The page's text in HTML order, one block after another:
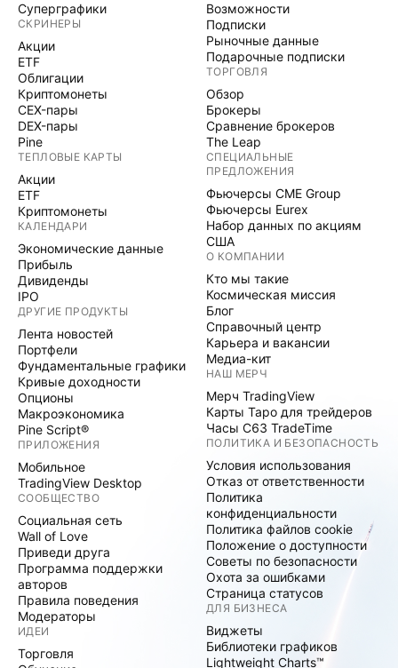
Суперграфики
СКРИНЕРЫ
Акции
ETF
Облигации
Криптомонеты
CEX-пары
DEX-пары
Pine
ТЕПЛОВЫЕ КАРТЫ
Акции
ETF
Криптомонеты
КАЛЕНДАРИ
Экономические данные
Прибыль
Дивиденды
IPO
ДРУГИЕ ПРОДУКТЫ
Лента новостей
Портфели
Фундаментальные графики
Кривые доходности
Опционы
Макроэкономика
Pine Script®
ПРИЛОЖЕНИЯ
Мобильное
TradingView Desktop
СООБЩЕСТВО
Социальная сеть
Wall of Love
Приведи друга
Программа поддержки
авторов
Правила поведения
Модераторы
ИДЕИ
Торговля
Возможности
Подписки
Рыночные данные
Подарочные подписки
ТОРГОВЛЯ
Обзор
Брокеры
Сравнение брокеров
The Leap
СПЕЦИАЛЬНЫЕ
ПРЕДЛОЖЕНИЯ
Фьючерсы CME Group
Фьючерсы Eurex
Набор данных по акциям
США
О КОМПАНИИ
Кто мы такие
Космическая миссия
Блог
Справочный центр
Карьера и вакансии
Медиа-кит
НАШ МЕРЧ
Мерч TradingView
Карты Таро для трейдеров
Часы C63 TradeTime
ПОЛИТИКА И БЕЗОПАСНОСТЬ
Условия использования
Отказ от ответственности
Политика
конфиденциальности
Политика файлов cookie
Положение о доступности
Советы по безопасности
Охота за ошибками
Страница статусов
ДЛЯ БИЗНЕСА
Виджеты
Библиотеки графиков
Lightweight Charts™